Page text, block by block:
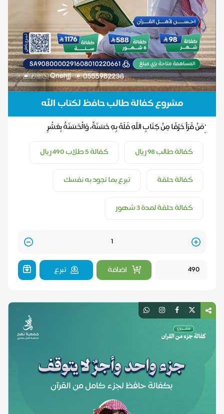
مشروع كفالة طالب حافظ لكتاب الله
"مَنْ قَرَأَ حَرْفًا مِنْ كِتَابِ اللَّهِ فَلَهُ بِهِ حَسَنَةٌ، وَالْحَسَنَةُ بِعَشْرِ
كفالة طالب 98 ريال
كفالة 5 طلاب 490 ريال
كفالة حلقة تبرع بما تجود به نفسك
كفالة حلقة لمدة 3 شهور
Quantity
اضافة
تبرع